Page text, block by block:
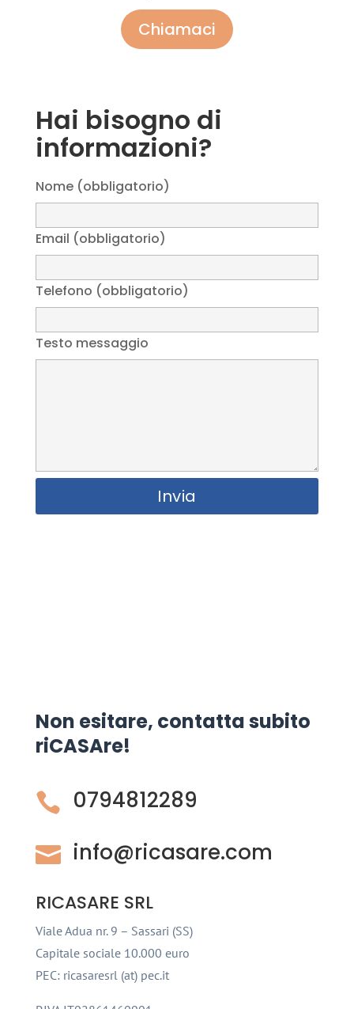
Chiamaci
Hai bisogno di
informazioni?
Nome (obbligatorio)
Email (obbligatorio)
Telefono (obbligatorio)
Testo messaggio
Non esitare, contatta subito
riCASAre!
 0794812289
 info@ricasare.com
RICASARE SRL
Viale Adua nr. 9 – Sassari (SS)
Capitale sociale 10.000 euro
PEC: ricasaresrl (at) pec.it